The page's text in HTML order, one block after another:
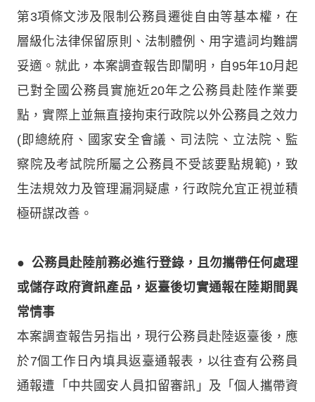
第3項條文涉及限制公務員遷徙自由等基本權，在
層級化法律保留原則、法制體例、用字遣詞均難謂
妥適。就此，本案調查報告即闡明，自95年10月起
已對全國公務員實施近20年之公務員赴陸作業要
點，實際上並無直接拘束行政院以外公務員之效力
(即總統府、國家安全會議、司法院、立法院、監
察院及考試院所屬之公務員不受該要點規範)，致
生法規效力及管理漏洞疑慮，行政院允宜正視並積
極研謀改善。
● 公務員赴陸前務必進行登錄，且勿攜帶任何處理
或儲存政府資訊產品，返臺後切實通報在陸期間異
常情事
本案調查報告另指出，現行公務員赴陸返臺後，應
於7個工作日內填具返臺通報表，以往查有公務員
通報遭「中共國安人員扣留審訊」及「個人攜帶資